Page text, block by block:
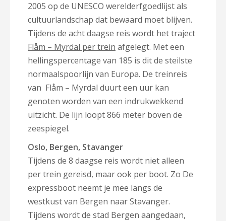
2005 op de UNESCO werelderfgoedlijst als
cultuurlandschap dat bewaard moet blijven.
Tijdens de acht daagse reis wordt het traject
Flåm – Myrdal per trein afgelegt. Met een
hellingspercentage van 185 is dit de steilste
normaalspoorlijn van Europa. De treinreis
van Flåm – Myrdal duurt een uur kan
genoten worden van een indrukwekkend
uitzicht. De lijn loopt 866 meter boven de
zeespiegel.
Oslo, Bergen, Stavanger
Tijdens de 8 daagse reis wordt niet alleen
per trein gereisd, maar ook per boot. Zo De
expressboot neemt je mee langs de
westkust van Bergen naar Stavanger.
Tijdens wordt de stad Bergen aangedaan,